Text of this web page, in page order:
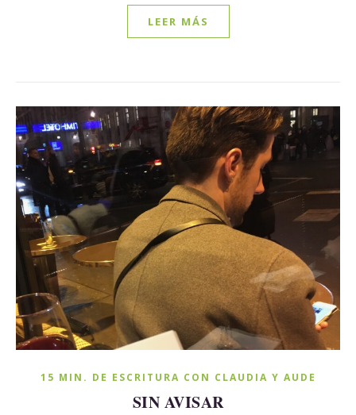
LEER MÁS
15 MIN. DE ESCRITURA CON CLAUDIA Y AUDE
SIN AVISAR